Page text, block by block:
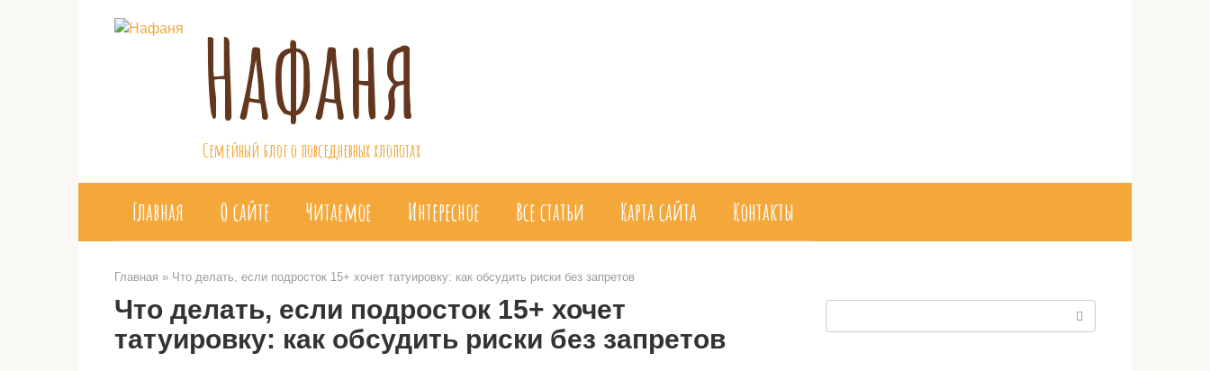
Нафаня
Семейный блог о повседневных хлопотах
Главная О сайте Читаемое Интересное Все статьи Карта сайта Контакты
Главная » Что делать, если подросток 15+ хочет татуировку: как обсудить риски без запретов
Что делать, если подросток 15+ хочет
татуировку: как обсудить риски без запретов